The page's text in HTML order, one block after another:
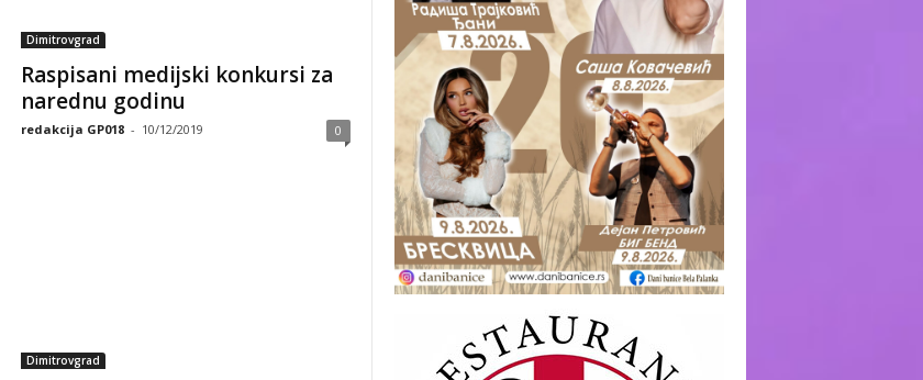
Dimitrovgrad
Raspisani medijski konkursi za
narednu godinu
redakcija GP018 - 10/12/2019 0
Dimitrovgrad